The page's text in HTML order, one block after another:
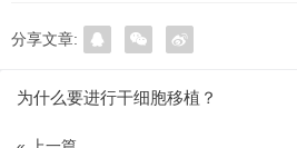
分享文章:
为什么要进行干细胞移植？